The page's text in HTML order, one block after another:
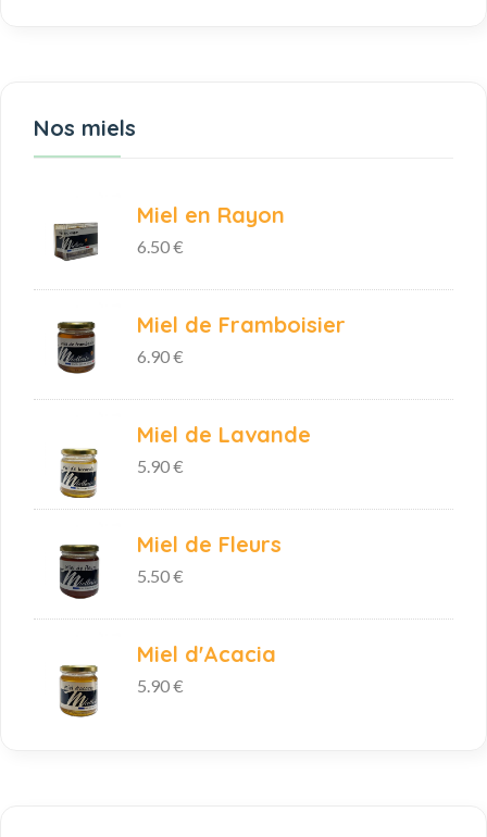
Nos miels
Miel en Rayon
6.50 €
Miel de Framboisier
6.90 €
Miel de Lavande
5.90 €
Miel de Fleurs
5.50 €
Miel d'Acacia
5.90 €